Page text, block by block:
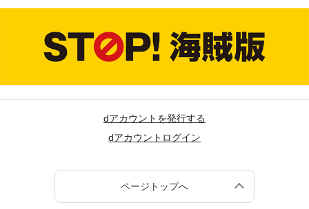
dアカウントを発行する
dアカウントログイン
ページトップへ